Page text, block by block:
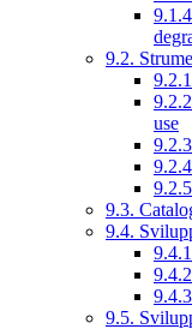
9.2.
use
9.3.
9.4.
9.5.